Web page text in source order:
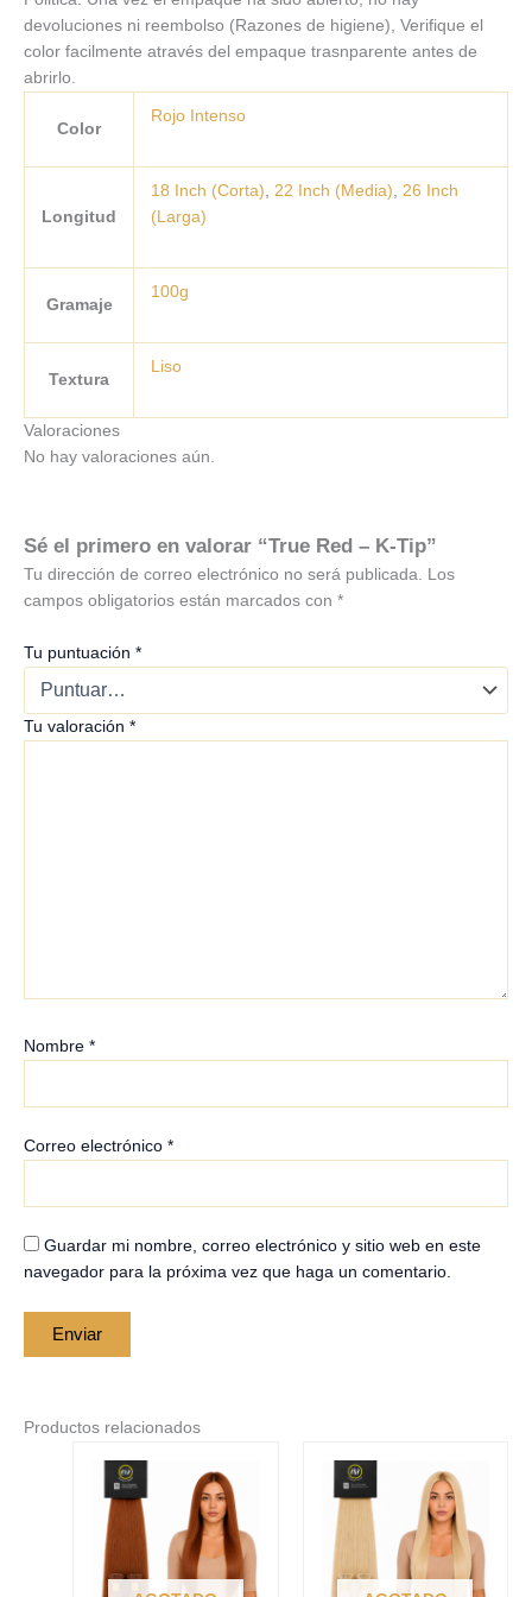
devoluciones ni reembolso (Razones de higiene), Verifique el
color facilmente através del empaque trasnparente antes de
abrirlo.
Color
Rojo Intenso
Longitud
18 Inch (Corta) 22 Inch (Media)
26 Inch
(Larga)
Gramaje
100g
Textura
Liso
Valoraciones
No hay valoraciones aún.
Sé el primero en valorar “True Red – K-Tip”
Tu dirección de correo electrónico no será publicada. Los
campos obligatorios están marcados con *
Tu puntuación *
Tu valoración *
Nombre *
Correo electrónico *
Guardar mi nombre, correo electrónico y sitio web en este
navegador para la próxima vez que haga un comentario.
Productos relacionados
range:
$210.00
through
$250.00
producto
tiene
múltiples
variantes.
Las
range:
$210.00
through
$250.00
producto
tiene
múltiples
variantes.
Las